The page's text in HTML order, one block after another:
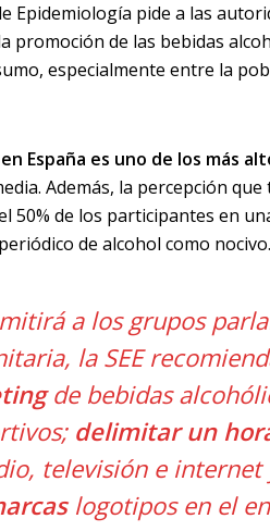
Epidemiología pide a las
promoción de las bebidas
especialmente entre la
España es uno de los más
Además, la percepción
50% de los participantes en
de alcohol como nocivo.
a los grupos
la SEE
de bebidas
delimitar un
televisión e internet
logotipos en el